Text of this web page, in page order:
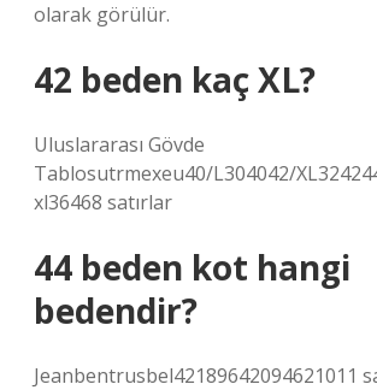
olarak görülür.
42 beden kaç XL?
Uluslararası Gövde
Tablosutrmexeu40/L304042/
xl36468 satırlar
44 beden kot hangi
bedendir?
Jeanbentrusbel42189642094621011